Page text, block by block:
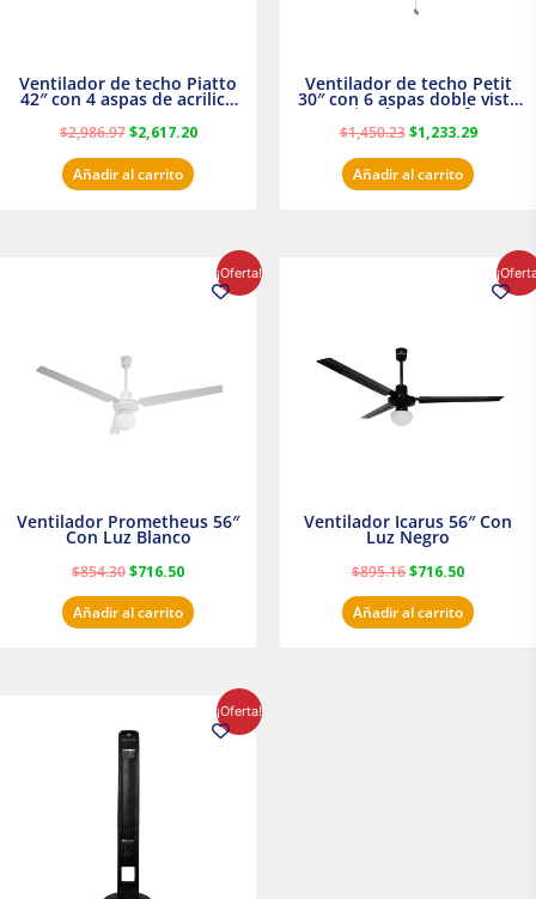
Ventilador de techo Piatto
42″ con 4 aspas de acrilico
transparente
$2,986.97 $2,617.20
Añadir al carrito
Ventilador de techo Petit
30″ con 6 aspas doble vista
Satinado Masterfan
$1,450.23 $1,233.29
Añadir al carrito
¡Oferta!
Ventilador Prometheus 56″
Con Luz Blanco
$854.30$716.50
precio
actual
Añadir al carrito
Ventilador Icarus 56″ Con
Luz Negro
$895.16$716.50
precio
actual
Añadir al carrito
¡Oferta!
original
era:
precio
actual